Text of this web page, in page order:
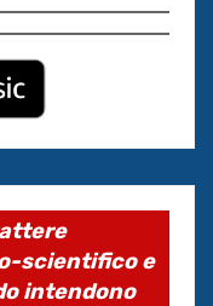
scientifico e
intendono